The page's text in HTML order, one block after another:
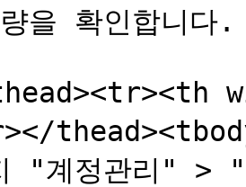
을 확인합니다.
"계정관리" >